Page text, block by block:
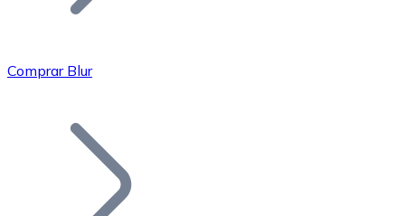
Bitcoin
Comprar Blur